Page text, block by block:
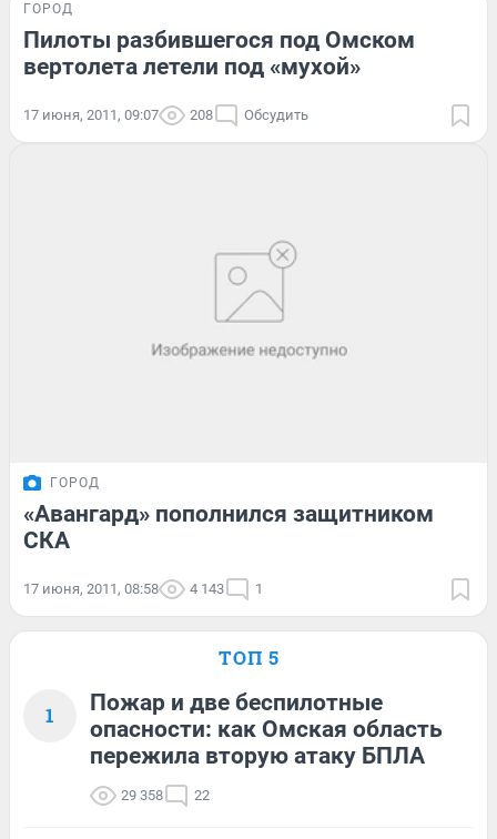
ГОРОД
Пилоты разбившегося под Омском
вертолета летели под «мухой»
17 июня, 2011, 09:07 208 Обсудить
ГОРОД
«Авангард» пополнился защитником
СКА
17 июня, 2011, 08:58 4 143 1
ТОП 5
1
Пожар и две беспилотные
опасности: как Омская область
пережила вторую атаку БПЛА
29 358 22